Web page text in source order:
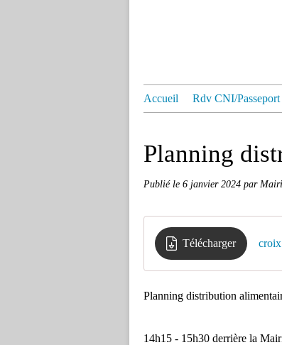
Accueil Rdv CNI/Passeport
Planning
Publié le 6 janvier 2024 par
Télécharger
Planning distribution
14h15 - 15h30 derrière la